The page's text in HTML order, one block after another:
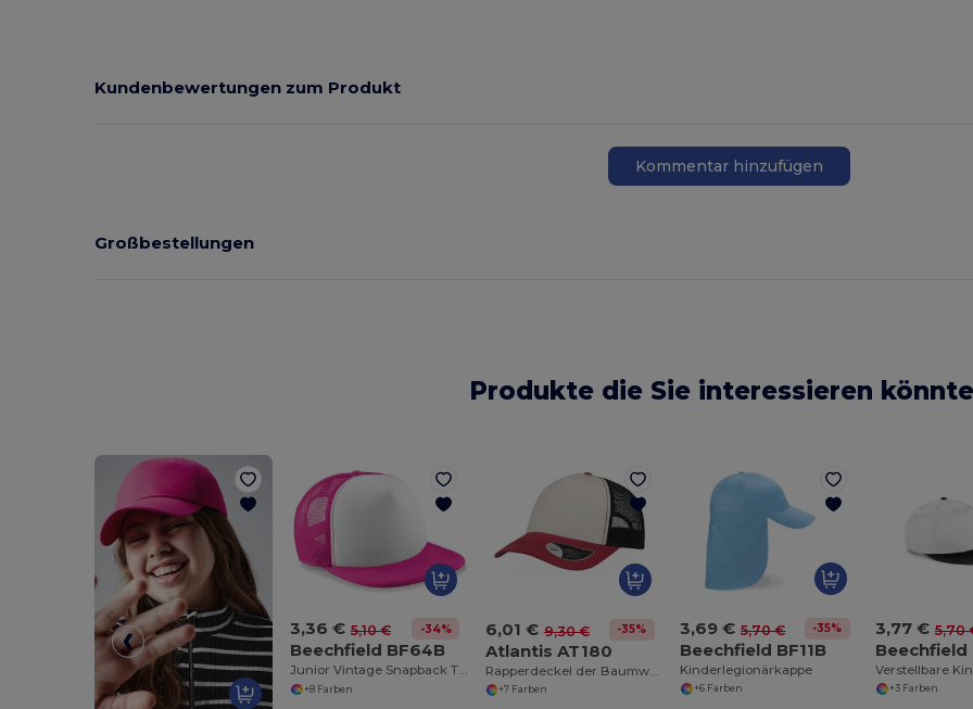
Kundenbewertungen zum Produkt
Kommentar hinzufügen
Großbestellungen
Produkte die Sie interessieren
3,36 € 5,10 € -34%
Beechfield BF64B
Junior Vintage Snapback Trucker
+8 Farben
6,01 € 9,30 € -35%
Atlantis AT180
Rapperdeckel der Baumwoll -Leinwand
+7 Farben
3,69 € 5,70 € -35%
Beechfield BF11B
Kinderlegionärkappe
+6 Farben
3,77 € 5,70
Beechfield
+3 Farben